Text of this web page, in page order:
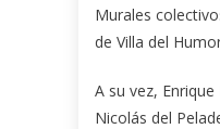
Murales
de Villa del
A su vez,
Nicolás del